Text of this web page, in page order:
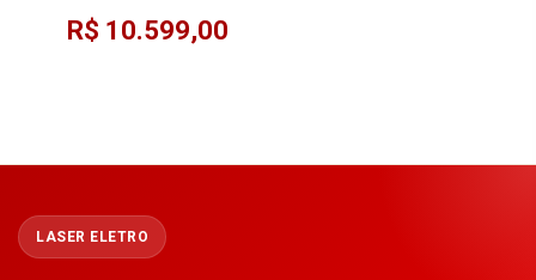
Uvnano Motor Inverter
R$ 10.599,00
LASER ELETRO